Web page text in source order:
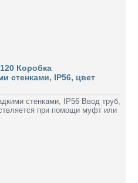
Коробка
стенками, IP56, цвет
стенками, IP56 Ввод труб,
при помощи муфт или